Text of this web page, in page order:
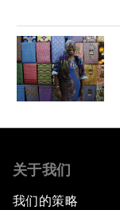
关于我们
我们的策略